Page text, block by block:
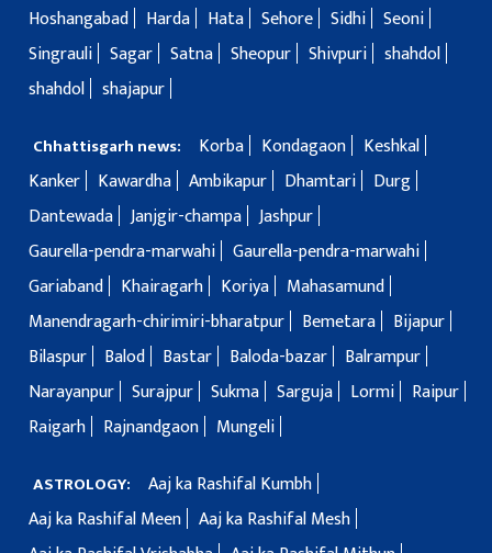
Hoshangabad
Harda Hata Sehore Sidhi Seoni
Singrauli Sagar Satna Sheopur Shivpuri shahdol
shahdol shajapur
Chhattisgarh news: Korba Kondagaon
Keshkal
Kanker
Kawardha Ambikapur Dhamtari
Durg
Dantewada Janjgir-champa Jashpur
Gaurella-pendra-marwahi Gaurella-pendra-marwahi
Gariaband
Khairagarh Koriya
Mahasamund
Manendragarh-chirimiri-bharatpur
Bemetara
Bijapur
Bilaspur
Balod Bastar Baloda-bazar
Balrampur
Narayanpur Surajpur Sukma Sarguja Lormi
Raipur
Raigarh
Rajnandgaon Mungeli
ASTROLOGY:
Aaj ka Rashifal Kumbh
Aaj ka Rashifal Meen Aaj ka Rashifal Mesh